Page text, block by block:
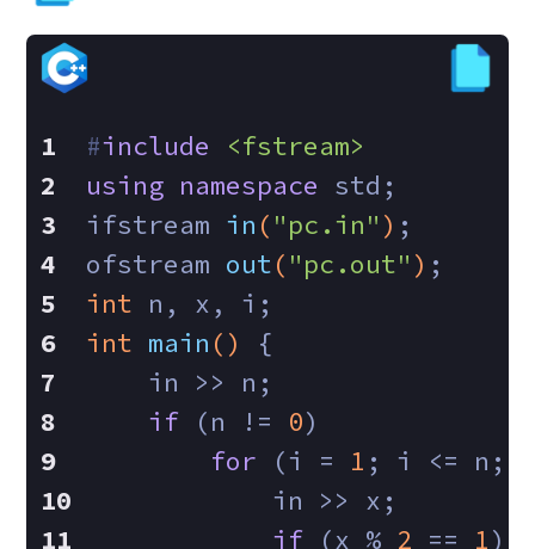
#include
<fstream>
using namespace std;
ifstream in ( "pc.in" ) ;
ofstream out( "pc.out" ) ;
int n, x, i;
int main ()
{
    in >> n;
if (n != 0)
for (i = 1 ; i <= n;
            in >> x;
if (x % 2 == 1)